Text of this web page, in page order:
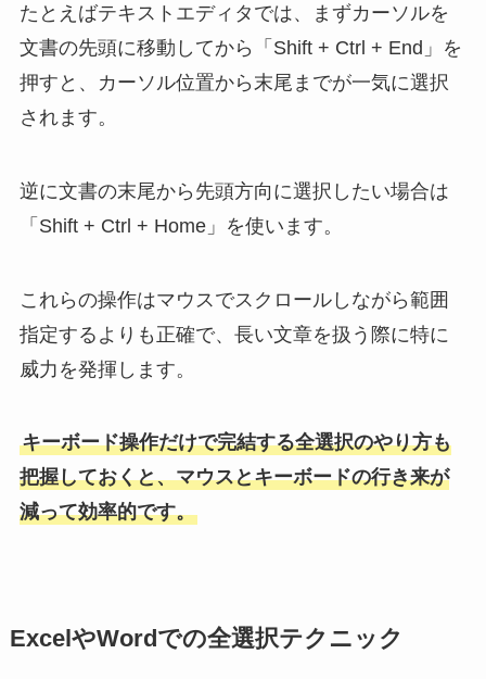
たとえばテキストエディタでは、まずカーソルを
文書の先頭に移動してから「Shift + Ctrl + End」を
押すと、カーソル位置から末尾までが一気に選択
されます。
逆に文書の末尾から先頭方向に選択したい場合は
「Shift + Ctrl + Home」を使います。
これらの操作はマウスでスクロールしながら範囲
指定するよりも正確で、長い文章を扱う際に特に
威力を発揮します。
キーボード操作だけで完結する全選択のやり方も
把握しておくと、マウスとキーボードの行き来が
減って効率的です。
ExcelやWordでの全選択テクニック